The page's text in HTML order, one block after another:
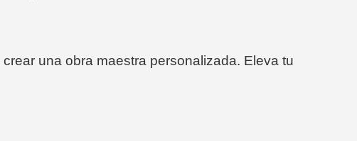
una obra maestra personalizada. Eleva tu